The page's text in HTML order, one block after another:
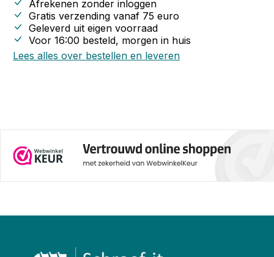
Afrekenen zonder inloggen
Gratis verzending vanaf 75 euro
Geleverd uit eigen voorraad
Voor 16:00 besteld, morgen in huis
Lees alles over bestellen en leveren